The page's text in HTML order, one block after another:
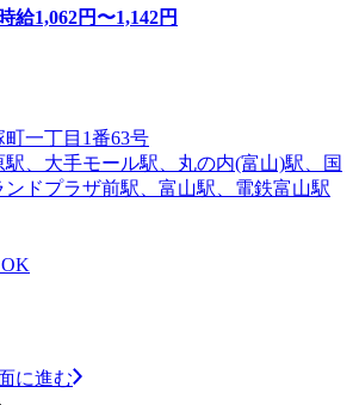
時給1,062円〜1,142円
一丁目1番63号
、大手モール駅、丸の内(富山)駅、国
ドプラザ前駅、富山駅、電鉄富山駅
に進む